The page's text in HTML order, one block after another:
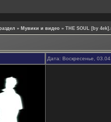
» Мувики и видео » THE SOUL [by
Дата: Воскресенье,